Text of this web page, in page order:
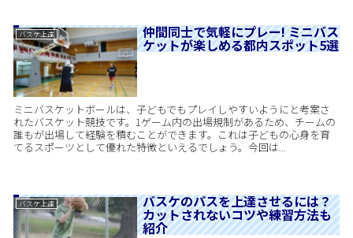
バスケ上達 仲間同士で気軽にプレー! ミニバス
ケットが楽しめる都内スポット5選
ミニバスケットボールは、子どもでもプレイしやすいようにと考案さ
れたバスケット競技です。1ゲーム内の出場規制があるため、チームの
誰もが出場して経験を積むことができます。これは子どもの心身を育
てるスポーツとして優れた特徴といえるでしょう。今回は...
バスケ上達 バスケのパスを上達させるには？
カットされないコツや練習方法も
紹介